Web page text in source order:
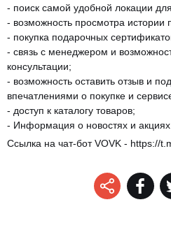
- поиск самой удобной локации
- возможность просмотра истории
- покупка подарочных
- связь с менеджером и
консультации;
- возможность оставить отзыв и
впечатлениями о покупке и
- доступ к каталогу товаров;
- Информация о новостях и акциях
Ссылка на чат-бот VOVK - https://